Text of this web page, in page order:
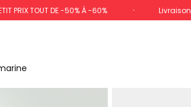
PRIX TOUT DE -50% À -60%